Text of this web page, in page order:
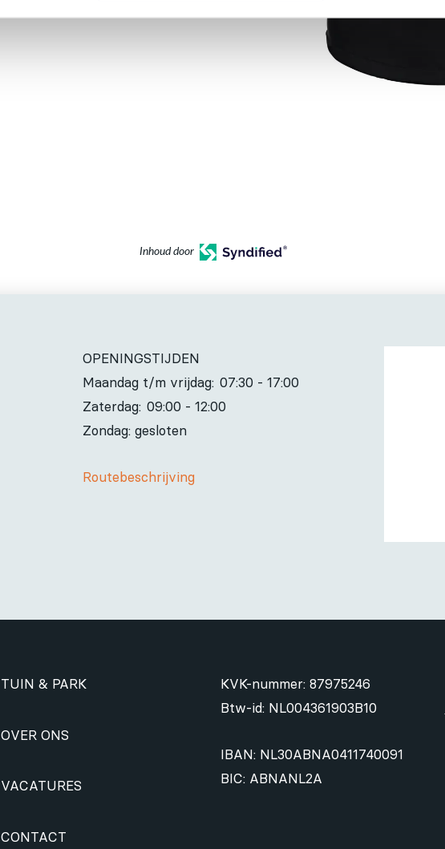
Inhoud door
OPENINGSTIJDEN
Maandag t/m vrijdag: 07:30 - 17:00
Zaterdag: 09:00 - 12:00
Zondag: gesloten
Routebeschrijving
TUIN & PARK
OVER ONS
VACATURES
CONTACT
KVK-nummer: 87975246
Btw-id: NL004361903B10
IBAN: NL30ABNA0411740091
BIC: ABNANL2A